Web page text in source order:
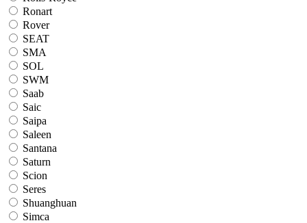
Ronart
Rover
SEAT
SMA
SOL
SWM
Saab
Saic
Saipa
Saleen
Santana
Saturn
Scion
Seres
Shuanghuan
Simca